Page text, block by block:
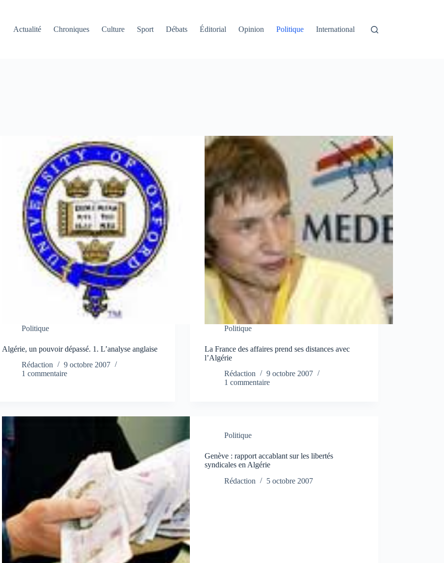
Actualité
Chroniques Culture Sport Débats Éditorial Opinion Politique International
Politique
Algérie, un pouvoir dépassé. 1. L’analyse anglaise
Rédaction
9 octobre 2007
1 commentaire
Politique
La France des affaires prend ses distances avec
l’Algérie
Rédaction
9 octobre 2007
1 commentaire
Politique
Genève : rapport accablant sur les libertés
syndicales en Algérie
Rédaction
5 octobre 2007